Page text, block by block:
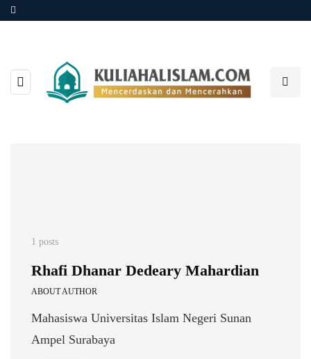
1 posts
Rhafi Dhanar Dedeary Mahardian
ABOUT AUTHOR
Mahasiswa Universitas Islam Negeri Sunan
Ampel Surabaya